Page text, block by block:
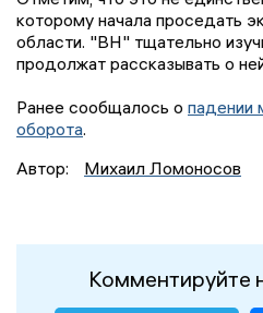
которому начала проседать
области. "ВН" тщательно
продолжат рассказывать о
Ранее сообщалось о падении
оборота.
Автор:
Михаил Ломоносов
Комментируйте